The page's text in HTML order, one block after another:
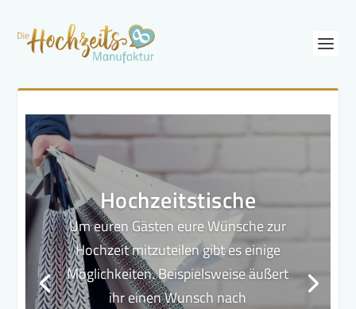
Hochzeitstische
Um euren Gästen eure Wünsche zur
Hochzeit mitzuteilen gibt es einige
Möglichkeiten. Beispielsweise äußert
ihr einen Wunsch nach